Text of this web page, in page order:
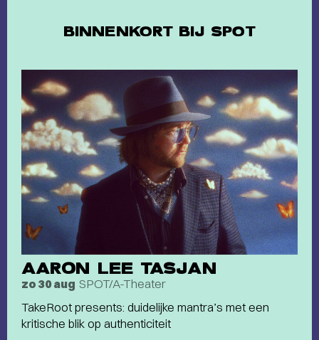
BINNENKORT BIJ SPOT
AARON LEE TASJAN
zo 30 aug SPOT/A-Theater
TakeRoot presents: duidelijke mantra’s met een
kritische blik op authenticiteit